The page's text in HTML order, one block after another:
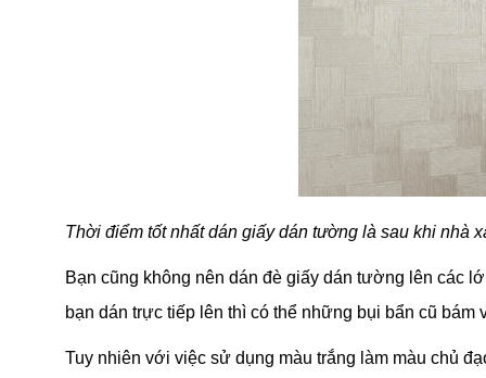
Thời điểm tốt nhất dán giấy dán tường là sau khi nhà
Bạn cũng không nên dán đè giấy dán tường lên các
bạn dán trực tiếp lên thì có thể những bụi bẩn cũ bám
Tuy nhiên với việc sử dụng màu trắng làm màu chủ